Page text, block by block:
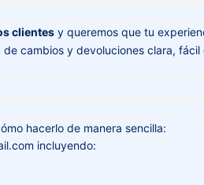
clientes y queremos que tu
cambios y devoluciones clara, fácil
hacerlo de manera sencilla:
incluyendo: